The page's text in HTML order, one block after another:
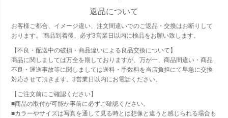
返品について
お客様ご都合、イメージ違い、注文間違いでのご返品・交換はお断りして
おります。 商品到着後、必ず3営業日以内に検品をお願い致します。
【不良・配送中の破損・商品違いによる良品交換について】
商品に関しましては万全を期しておりますが、万が一、商品間違い・商品
不良・運送事故等に関しましては送料・手数料を当店負担にて早急に交換
対応させて頂きます。3営業日以内にお電話ください。
【ご注文前にご確認ください】
■商品の取付が可能か事前に必ずご確認ください。
■カラーやサイズは写真を通して見る時とは想像と違うと感じられる場合も